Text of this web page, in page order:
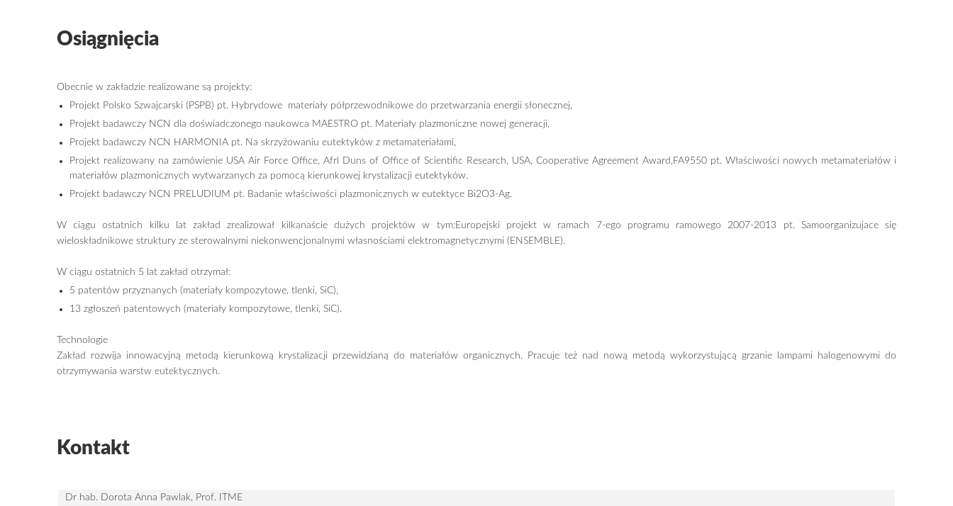
Osiągnięcia
Obecnie w zakładzie realizowane są projekty:
Projekt Polsko Szwajcarski (PSPB) pt. Hybrydowe materiały półprzewodnikowe do przetwarzania energii słonecznej,
Projekt badawczy NCN dla doświadczonego naukowca MAESTRO pt. Materiały plazmoniczne nowej generacji,
Projekt badawczy NCN HARMONIA pt. Na skrzyżowaniu eutektyków z metamateriałami,
Projekt realizowany na zamówienie USA Air Force Office, Afrl Duns of Office of Scientific Research, USA, Cooperative Agreement Award,FA9550 pt. Właściwości nowych metamateriałów i
materiałów plazmonicznych wytwarzanych za pomocą kierunkowej krystalizacji eutektyków.
Projekt badawczy NCN PRELUDIUM pt. Badanie właściwości plazmonicznych w eutektyce Bi2O3-Ag.
W ciągu ostatnich kilku lat zakład zrealizował kilkanaście dużych projektów w tym:Europejski projekt w ramach 7-ego programu ramowego 2007-2013 pt. Samoorganizujace się
wieloskładnikowe struktury ze sterowalnymi niekonwencjonalnymi własnościami elektromagnetycznymi (ENSEMBLE).
W ciągu ostatnich 5 lat zakład otrzymał:
5 patentów przyznanych (materiały kompozytowe, tlenki, SiC),
13 zgłoszeń patentowych (materiały kompozytowe, tlenki, SiC).
Technologie
Zakład rozwija innowacyjną metodą kierunkową krystalizacji przewidzianą do materiałów organicznych. Pracuje też nad nową metodą wykorzystującą grzanie lampami halogenowymi do
otrzymywania warstw eutektycznych.
Kontakt
Dr hab. Dorota Anna Pawlak, Prof. ITME